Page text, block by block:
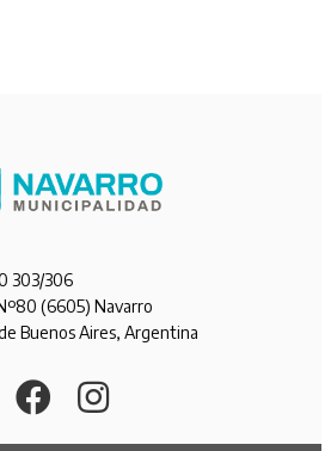
303/306
(6605) Navarro
Buenos Aires, Argentina